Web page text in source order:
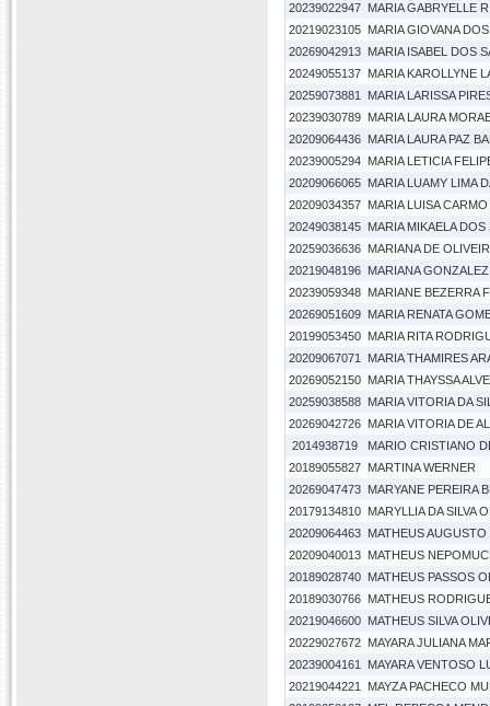
20239022947 MARIA GABRYELLE
20219023105 MARIA GIOVANA
20269042913 MARIA ISABEL DOS
20249055137 MARIA KAROLLYNE
20259073881
MARIA LARISSA
20239030789 MARIA LAURA
20209064436 MARIA LAURA PAZ
20239005294 MARIA LETICIA
20209066065 MARIA LUAMY LIMA
20209034357 MARIA LUISA
20249038145 MARIA MIKAELA
20259036636 MARIANA DE
20219048196 MARIANA
20239059348 MARIANE BEZERRA
20269051609 MARIA RENATA
20199053450 MARIA RITA
20209067071
MARIA THAMIRES
20269052150 MARIA THAYSSA
20259038588 MARIA VITORIA DA
20269042726 MARIA VITORIA DE
2014938719
MARIO CRISTIANO
20189055827 MARTINA WERNER
20269047473 MARYANE PEREIRA
20179134810 MARYLLIA DA SILVA
20209064463 MATHEUS AUGUSTO
20209040013 MATHEUS
20189028740 MATHEUS PASSOS
20189030766 MATHEUS
20219046600 MATHEUS SILVA
20229027672 MAYARA JULIANA
20239004161
MAYARA VENTOSO
20219044221
MAYZA PACHECO